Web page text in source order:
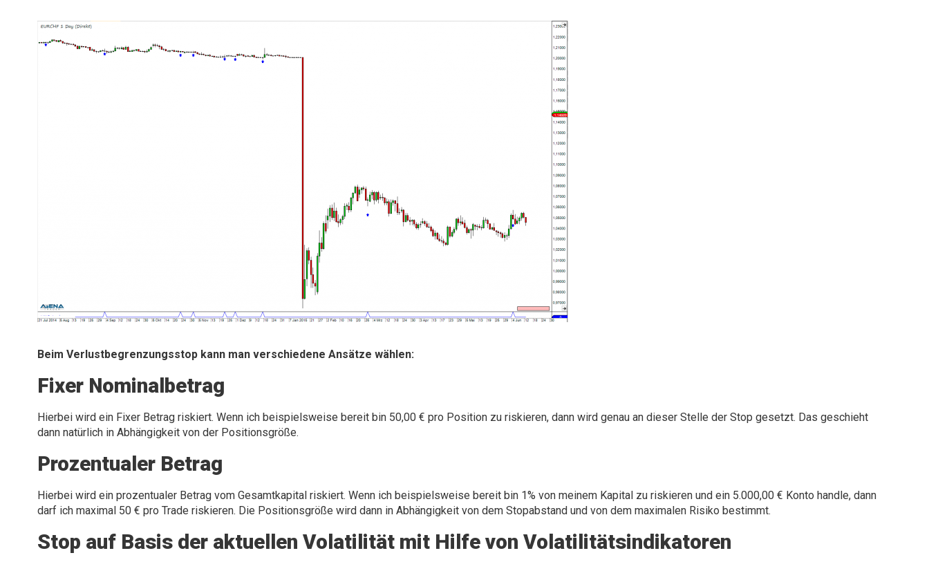
Beim Verlustbegrenzungsstop kann man verschiedene Ansätze wählen:
Fixer Nominalbetrag
Hierbei wird ein Fixer Betrag riskiert. Wenn ich beispielsweise bereit bin 50,00 € pro Position zu riskieren, dann wird genau an dieser Stelle der Stop gesetzt. Das geschieht
dann natürlich in Abhängigkeit von der Positionsgröße.
Prozentualer Betrag
Hierbei wird ein prozentualer Betrag vom Gesamtkapital riskiert. Wenn ich beispielsweise bereit bin 1% von meinem Kapital zu riskieren und ein 5.000,00 € Konto handle, dann
darf ich maximal 50 € pro Trade riskieren. Die Positionsgröße wird dann in Abhängigkeit von dem Stopabstand und von dem maximalen Risiko bestimmt.
Stop auf Basis der aktuellen Volatilität mit Hilfe von Volatilitätsindikatoren